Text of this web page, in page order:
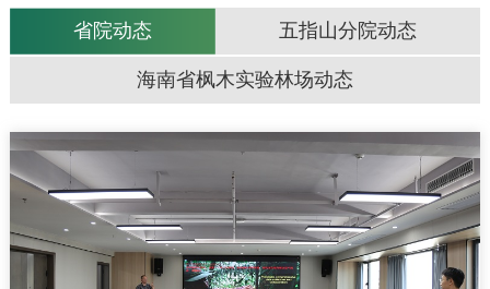
省院动态 五指山分院动态
海南省枫木实验林场动态